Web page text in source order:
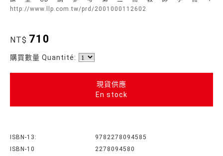
http://www.llp.com.tw/prd/2001000112602
NT$ 710
購買數量 Quantité:
現貨供應
En stock
ISBN-13:
9782278094585
ISBN-10
2278094580